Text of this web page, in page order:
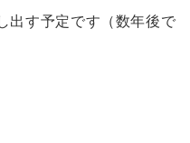
出す予定です（数年後で